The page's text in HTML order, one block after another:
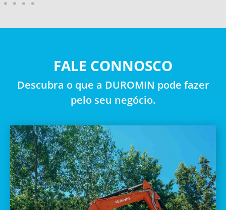
FALE CONNOSCO
Descubra o que a DUROMIN pode fazer
pelo seu negócio.